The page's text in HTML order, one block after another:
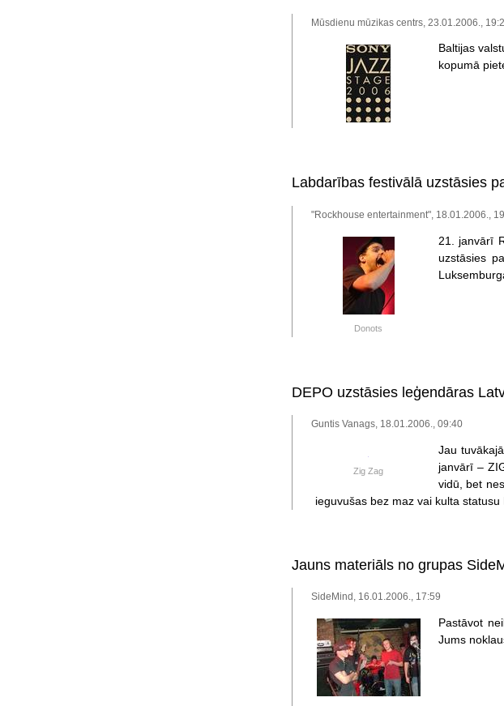
Mūsdienu mūzikas centrs, 23.01.2006.,
Baltijas
kopumā
Labdarības festivālā uzstāsies
"Rockhouse entertainment", 18.01.2006.,
Donots
21. janvārī
uzstāsies
DEPO uzstāsies leģendāras
Guntis Vanags, 18.01.2006., 09:40
Zig Zag
Jau
janvārī –
vidū, bet
ieguvušas bez maz vai kulta statusu
Jauns materiāls no grupas
SideMind, 16.01.2006., 17:59
Pastāvot
Jums